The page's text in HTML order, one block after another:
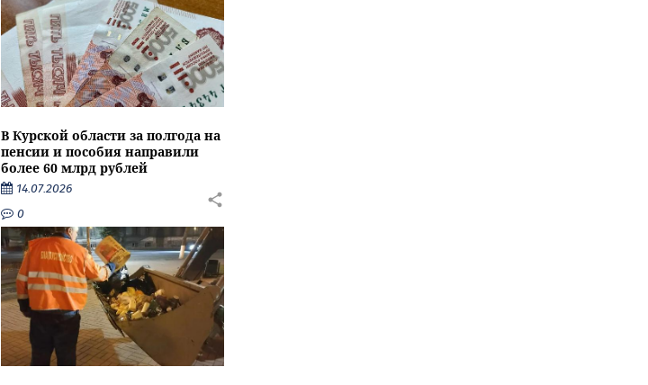
В Курской области за полгода на
пенсии и пособия направили
более 60 млрд рублей
14.07.2026
0